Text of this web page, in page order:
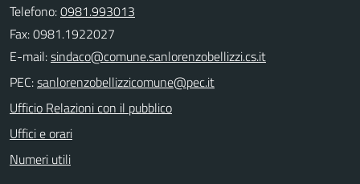
Telefono:0981.993013
Fax: 0981.1922027
E-mail:
PEC:
Ufficio Relazioni con il pubblico
Uffici e orari
Numeri utili